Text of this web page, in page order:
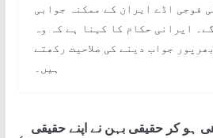
فوجی اڈے ایران کے ممکنہ جوابی
ایرانی حکام کا کہنا ہے کہ وہ
جواب دینے کی صلاحیت رکھتے
ہیں۔
کر حقیقی بہن نے اپنے حقیقی